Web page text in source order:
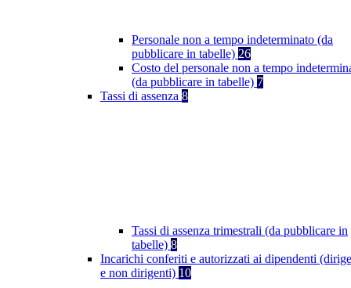
Personale non a tempo indeterminato (da
pubblicare in tabelle) 26
Costo del personale non a tempo
(da pubblicare in tabelle) 7
Tassi di assenza 8
Tassi di assenza trimestrali (da pubblicare in
tabelle) 8
Incarichi conferiti e autorizzati ai dipendenti
e non dirigenti) 10